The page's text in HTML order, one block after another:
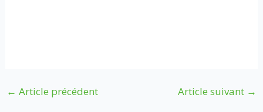
← Article précédent Article suivant →